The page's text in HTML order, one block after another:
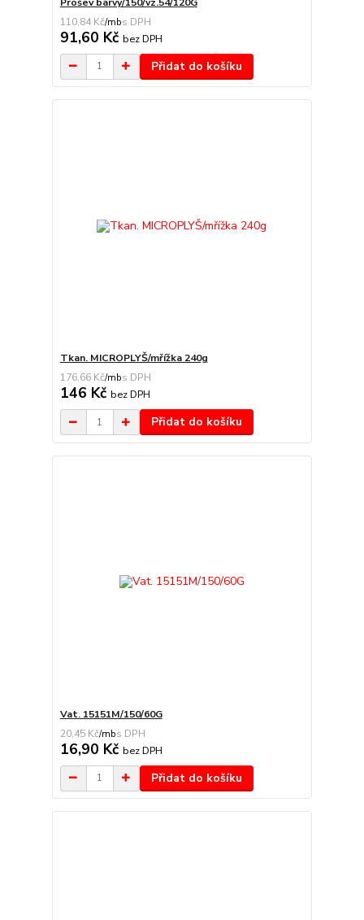
110,84 Kč/mb
91,60 Kč bez DPH
Přidat do košíku
Tkan. MICROPLYŠ/mřížka 240g
176,66 Kč/mb
146 Kč bez DPH
Přidat do košíku
Vat. 15151M/150/60G
20,45 Kč/mb
16,90 Kč bez DPH
Přidat do košíku